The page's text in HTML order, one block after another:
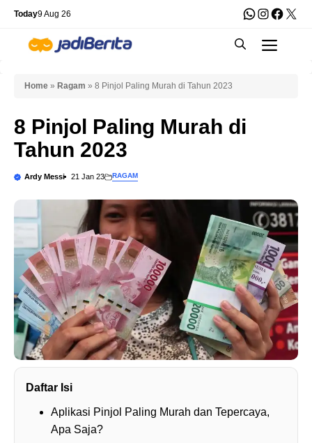
Skip
content
Today9 Aug 26 WhatsApp
X
Home » Ragam » 8 Pinjol Paling Murah di Tahun 2023
8 Pinjol Paling Murah di
Tahun 2023
Ardy Messi 21 Jan 23 RAGAM
Daftar Isi
Aplikasi Pinjol Paling Murah dan Tepercaya,
Apa Saja?